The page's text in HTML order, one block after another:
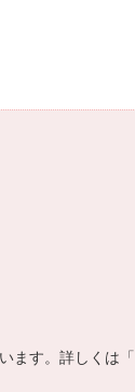
ます。詳しくは「